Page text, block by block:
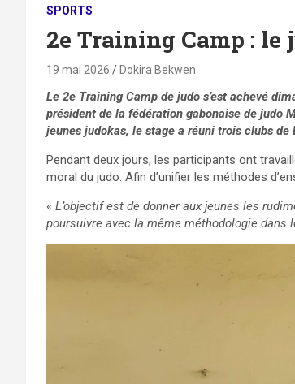
SPORTS
2e Training Camp : le
19 mai 2026 Dokira Bekwen
Le 2e Training Camp de judo s’est achevé
président de la fédération gabonaise de judo
jeunes judokas, le stage a réuni trois clubs
Pendant deux jours, les participants ont
moral du judo. Afin d’unifier les méthodes
« L’objectif est de donner aux jeunes les
poursuivre avec la même méthodologie dans